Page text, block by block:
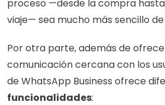
proceso —desde la compra
viaje— sea mucho más sencillo de
Por otra parte, además de
comunicación cercana con los
funcionalidades: